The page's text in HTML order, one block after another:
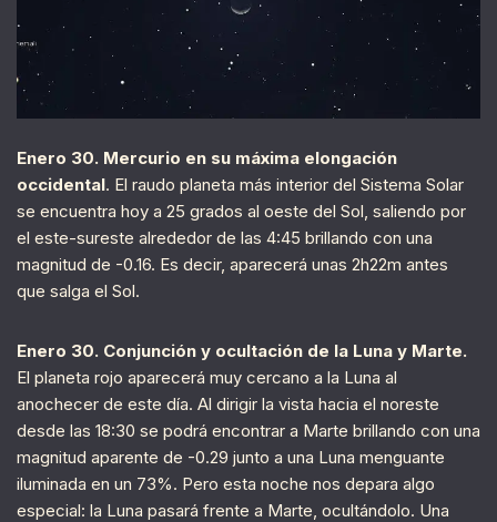
Enero 30. Mercurio en su máxima elongación
occidental. El raudo planeta más interior del Sistema Solar
se encuentra hoy a 25 grados al oeste del Sol, saliendo por
el este-sureste alrededor de las 4:45 brillando con una
magnitud de -0.16. Es decir, aparecerá unas 2h22m antes
que salga el Sol.
Enero 30. Conjunción y ocultación de la Luna y Marte.
El planeta rojo aparecerá muy cercano a la Luna al
anochecer de este día. Al dirigir la vista hacia el noreste
desde las 18:30 se podrá encontrar a Marte brillando con una
magnitud aparente de -0.29 junto a una Luna menguante
iluminada en un 73%. Pero esta noche nos depara algo
especial: la Luna pasará frente a Marte, ocultándolo. Una